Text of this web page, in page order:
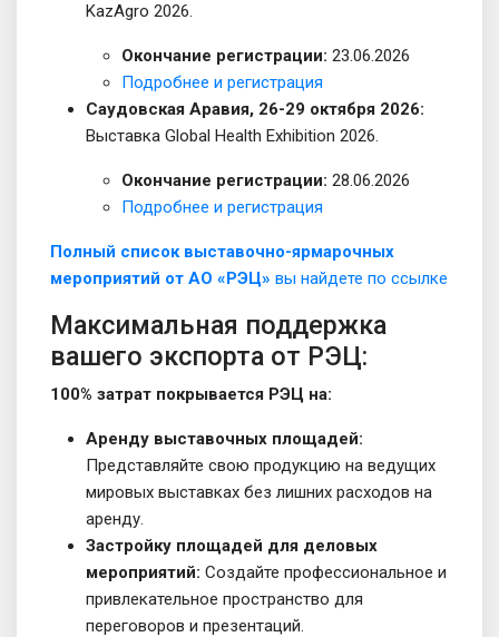
KazAgro 2026.
Окончание регистрации: 23.06.2026
Подробнее и регистрация
Саудовская Аравия, 26-29 октября 2026:
Выставка Global Health Exhibition 2026.
Окончание регистрации: 28.06.2026
Подробнее и регистрация
Полный список выставочно-ярмарочных
мероприятий от АО «РЭЦ» вы найдете по ссылке
Максимальная поддержка
вашего экспорта от РЭЦ:
100% затрат покрывается РЭЦ на:
Аренду выставочных площадей:
Представляйте свою продукцию на ведущих
мировых выставках без лишних расходов на
аренду.
Застройку площадей для деловых
мероприятий: Создайте профессиональное и
привлекательное пространство для
переговоров и презентаций.